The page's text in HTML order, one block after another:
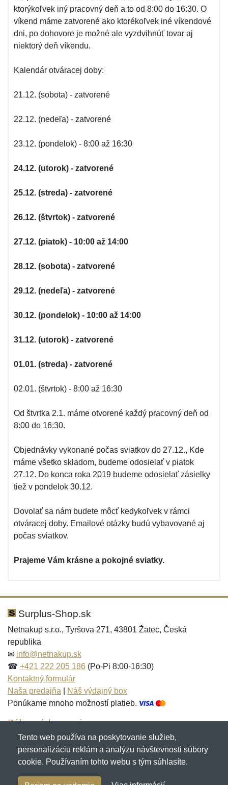
ktorýkoľvek iný pracovný deň a to od 8:00 do 16:30. O
víkend máme zatvorené ako ktorékoľvek iné víkendové
dni, po dohovore je možné ale vyzdvihnúť tovar aj
niektorý deň víkendu.
Kalendár otváracej doby:
21.12. (sobota) - zatvorené
22.12. (nedeľa) - zatvorené
23.12. (pondelok) - 8:00 až 16:30
24.12. (utorok) - zatvorené
25.12. (streda) - zatvorené
26.12. (štvrtok) - zatvorené
27.12. (piatok) - 10:00 až 14:00
28.12. (sobota) - zatvorené
29.12. (nedeľa) - zatvorené
30.12. (pondelok) - 10:00 až 14:00
31.12. (utorok) - zatvorené
01.01. (streda) - zatvorené
02.01. (štvrtok) - 8:00 až 16:30
Od štvrtka 2.1. máme otvorené každý pracovný deň od
8:00 do 16:30.
Objednávky vykonané počas sviatkov do 27.12., Kde
máme všetko skladom, budeme odosielať v piatok
27.12. Do konca roka 2019 budeme odosielať zásielky
tiež v pondelok 30.12.
Dovolať sa nám budete môcť kedykoľvek v rámci
otváracej doby. Emailové otázky budú vybavované aj
počas sviatkov.
Prajeme Vám krásne a pokojné sviatky.
Surplus-Shop.sk
Netnakup s.r.o., Tyršova 271, 43801 Žatec, Česká
republika
✉ info@netnakup.sk
☎ +421 222 205 186 (Po-Pi 8:00-16:30)
Kontaktný formulár
Naša predajňa
Náš výdajný box
Ponúkame mnoho možností platieb.
Zákaznícky servis
Novinky emailom
Copyright © 2007-2026 (19 rokov s vami)Netnakup.sk
Tento web používa na poskytovanie služieb,
personalizáciu reklám a analýzu návštevnosti súbory
cookie. Používaním tohto webu s tým súhlasíte.